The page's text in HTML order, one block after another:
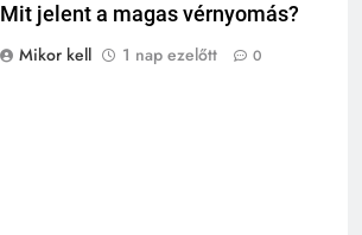
Mit jelent a magas vérnyomás?
Mikor kell
1 nap ezelőtt 0